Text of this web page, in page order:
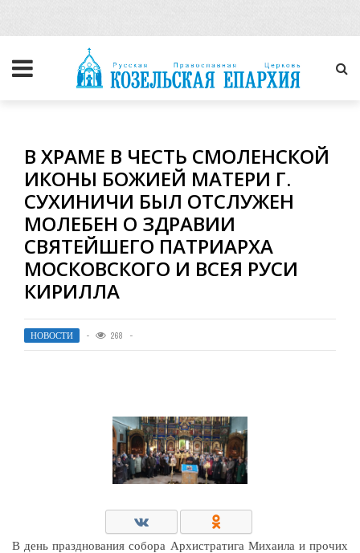
В ХРАМЕ В ЧЕСТЬ СМОЛЕНСКОЙ
ИКОНЫ БОЖИЕЙ МАТЕРИ Г.
СУХИНИЧИ БЫЛ ОТСЛУЖЕН
МОЛЕБЕН О ЗДРАВИИ
СВЯТЕЙШЕГО ПАТРИАРХА
МОСКОВСКОГО И ВСЕЯ РУСИ
КИРИЛЛА
НОВОСТИ 268
В день празднования собора Архистратига Михаила и прочих